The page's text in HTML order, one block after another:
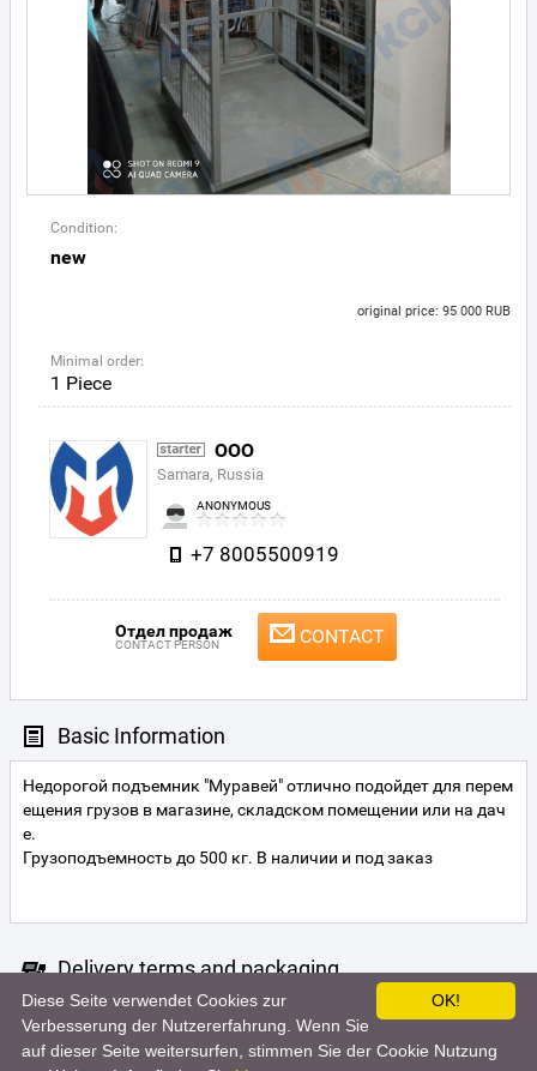
Condition:
new
original price: 95 000 RUB
Minimal order:
1 Piece
ООО
Samara, Russia
ANONYMOUS
+7 8005500919
Отдел продаж
CONTACT PERSON CONTACT
Basic Information
Недорогой подъемник "Муравей" отлично подойдет для перем
ещения грузов в магазине, складском помещении или на дач
е.
Грузоподъемность до 500 кг. В наличии и под заказ
Delivery terms and packaging
Unfortunately the seller did not specify the terms of delivery. For m
ore information, contact the seller.
OK!
Diese Seite verwendet Cookies zur
Verbesserung der Nutzererfahrung. Wenn Sie
auf dieser Seite weitersurfen, stimmen Sie der Cookie Nutzung